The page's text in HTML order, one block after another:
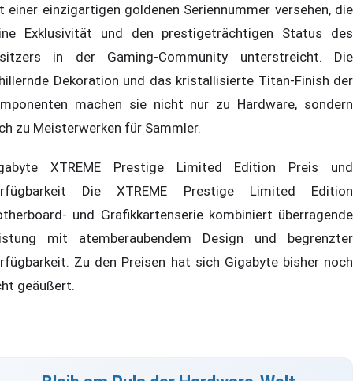
einer einzigartigen goldenen Seriennummer versehen, die
Exklusivität und den prestigeträchtigen Status des
in der Gaming-Community unterstreicht. Die
Dekoration und das kristallisierte Titan-Finish der
machen sie nicht nur zu Hardware, sondern
zu Meisterwerken für Sammler.
XTREME Prestige Limited Edition Preis und
Die XTREME Prestige Limited Edition
und Grafikkartenserie kombiniert überragende
mit atemberaubendem Design und begrenzter
Zu den Preisen hat sich Gigabyte bisher noch
geäußert.